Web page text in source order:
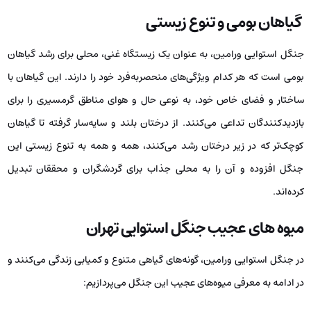
گیاهان بومی و تنوع زیستی
جنگل استوایی ورامین، به عنوان یک زیستگاه غنی، محلی برای رشد گیاهان
بومی است که هر کدام ویژگی‌های منحصربه‌فرد خود را دارند. این گیاهان با
ساختار و فضای خاص خود، به نوعی حال و هوای مناطق گرمسیری را برای
بازدیدکنندگان تداعی می‌کنند. از درختان بلند و سایه‌سار گرفته تا گیاهان
کوچک‌تر که در زیر درختان رشد می‌کنند، همه و همه به تنوع زیستی این
جنگل افزوده و آن را به محلی جذاب برای گردشگران و محققان تبدیل
کرده‌اند.
میوه های عجیب جنگل استوایی تهران
در جنگل استوایی ورامین، گونه‌های گیاهی متنوع و کمیابی زندگی می‌کنند و
در ادامه به معرفی میوه‌های عجیب این جنگل می‌پردازیم: